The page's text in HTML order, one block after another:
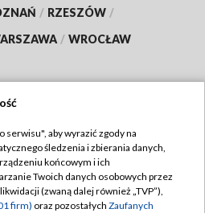
/ RZESZÓW /
/ WROCŁAW
TVP
TVP
prywatności
serwisu", aby wyrazić zgody na
śledzenia i zbierania danych,
końcowym i ich
Twoich danych osobowych przez
(zwaną dalej również „TVP”),
firm) oraz pozostałych Zaufanych